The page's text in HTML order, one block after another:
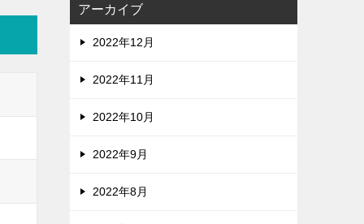
アーカイブ
2022年12月
2022年11月
2022年10月
2022年9月
2022年8月